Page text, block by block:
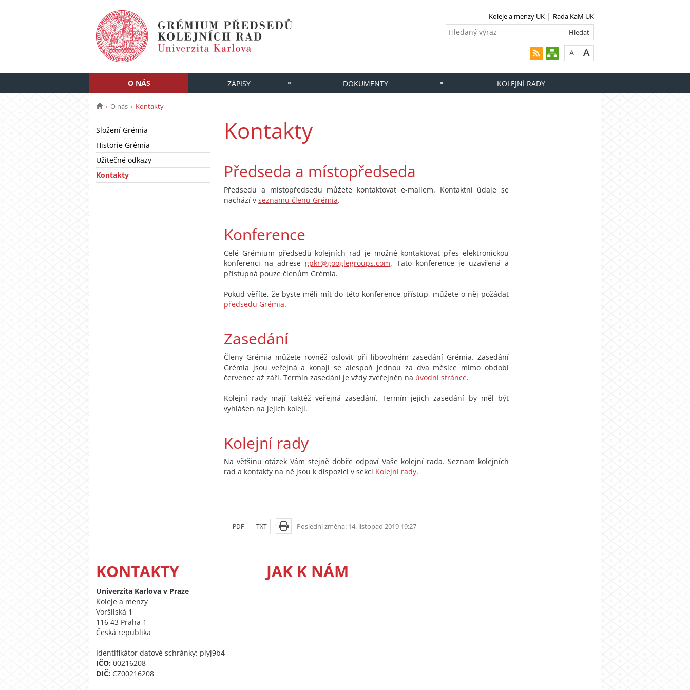
Koleje a menzy UK Rada KaM UK
O NÁS ZÁPISY DOKUMENTY KOLEJNÍ RADY
O nás Kontakty
Složení Grémia
Historie Grémia
Užitečné odkazy
Kontakty
Kontakty
Předseda a místopředseda
Předsedu a místopředsedu můžete kontaktovat e-mailem. Kontaktní údaje se
nachází v seznamu členů Grémia.
Konference
Celé Grémium předsedů kolejních rad je možné kontaktovat přes elektronickou
konferenci na adresegpkr@googlegroups.com. Tato konference je uzavřená a
přístupná pouze členům Grémia.
Pokud věříte, že byste měli mít do této konference přístup, můžete o něj požádat
předsedu Grémia.
Zasedání
Členy Grémia můžete rovněž oslovit při libovolném zasedání Grémia. Zasedání
Grémia jsou veřejná a konají se alespoň jednou za dva měsíce mimo období
červenec až září. Termín zasedání je vždy zveřejněn na úvodní stránce.
Kolejní rady mají taktéž veřejná zasedání. Termín jejich zasedání by měl být
vyhlášen na jejich koleji.
Kolejní rady
Na většinu otázek Vám stejně dobře odpoví Vaše kolejní rada. Seznam kolejních
rad a kontakty na ně jsou k dispozici v sekci Kolejní rady.
Poslední změna: 14. listopad 2019 19:27
PDF TXT
KONTAKTY
Univerzita Karlova v Praze
Koleje a menzy
Voršilská 1
116 43 Praha 1
Česká republika
Identifikátor datové schránky: piyj9b4
IČO: 00216208
DIČ: CZ00216208
JAK K NÁM